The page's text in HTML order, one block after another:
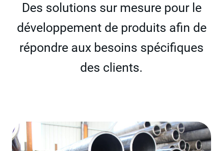
Des solutions sur mesure pour le
développement de produits afin de
répondre aux besoins spécifiques
des clients.